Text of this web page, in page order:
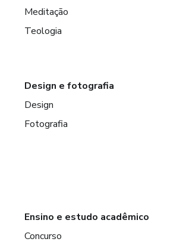
Meditação
Teologia
Design e fotografia
Design
Fotografia
Ensino e estudo acadêmico
Concurso